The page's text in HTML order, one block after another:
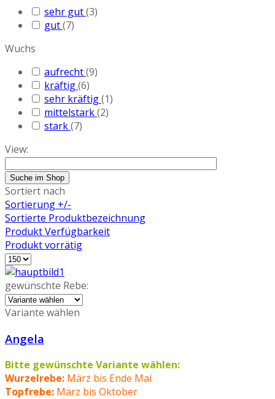
sehr gut(3)
gut(7)
Wuchs
aufrecht(9)
kräftig(6)
sehr kräftig(1)
mittelstark(2)
stark(7)
View:
Sortiert nach
Sortierung +/-
Sortierte Produktbezeichnung
Produkt Verfügbarkeit
Produkt vorrätig
gewünschte Rebe:
Variante wählen
Angela
Bitte gewünschte Variante wählen:
Wurzelrebe: März bis Ende Mai
Topfrebe: März bis Oktober